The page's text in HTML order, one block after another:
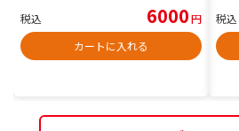
税込 6000円
カートに入れる
税込